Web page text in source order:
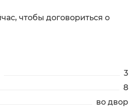
чтобы договориться о
3
8
во двор